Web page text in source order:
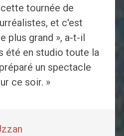
tournée de
et c'est
plus grand », a-t-il
été en studio toute la
un spectacle
ce soir. »